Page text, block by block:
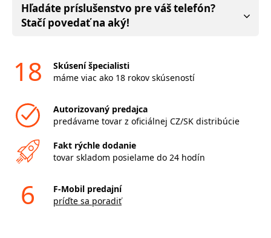
Hľadáte príslušenstvo pre váš telefón?
Stačí povedať na aký!
18
Skúsení špecialisti
máme viac ako 18 rokov skúseností
Autorizovaný predajca
predávame tovar z oficiálnej CZ/SK distribúcie
Fakt rýchle dodanie
tovar skladom posielame do 24 hodín
6
F-Mobil predajní
príďte sa poradiť